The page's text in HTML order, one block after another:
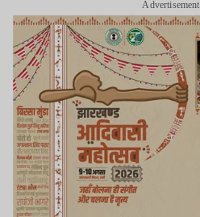
Advertisement